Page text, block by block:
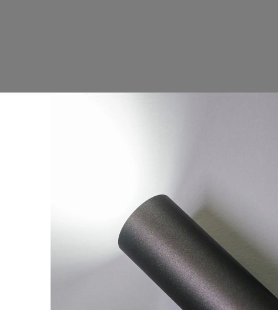
pentru cei care își doresc un accesoriu practic, rezistent și ușor de
atât pentru birou, cât și pentru călătorii, plimbări sau activități în aer
de calitate superioară, sticla oferă durabilitate și rezistență la acizi și
Construcția cu pereți dubli și izolație în vid ajută la menținerea
la 12 ore. Suprafața vopsită în câmp electrostatic protejează împotriva
o prindere sigură și confortabilă. Materialele fără BPA și certificarea
Cu un finisaj rafinat, capacitate practică de 500 ml și performanță de